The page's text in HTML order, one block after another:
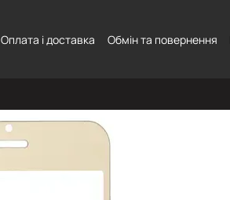
Оплата і доставка Обмін та повернення